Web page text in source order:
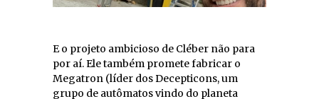
E o projeto ambicioso de Cléber não para
por aí. Ele também promete fabricar o
Megatron (líder dos Decepticons, um
grupo de autômatos vindo do planeta